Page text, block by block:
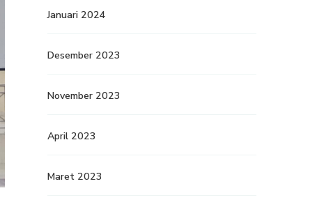
Januari 2024
Desember 2023
November 2023
April 2023
Maret 2023